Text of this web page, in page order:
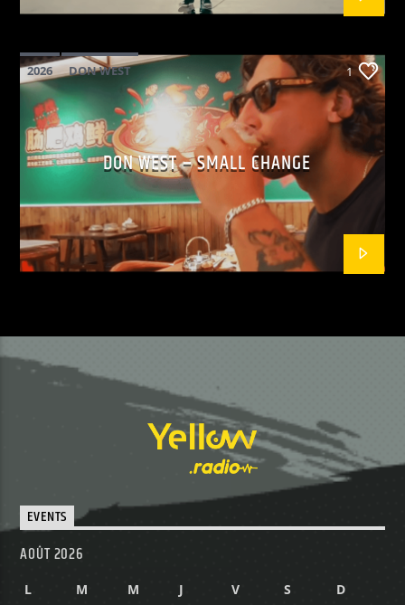
2026
DON WEST
MAINSQUARE FESTIVAL 2026
POP
1
DON WEST – SMALL CHANGE
EVENTS
AOÛT 2026
L M M J V S D